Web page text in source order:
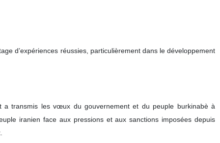
d’expériences réussies, particulièrement dans le développement
a transmis les vœux du gouvernement et du peuple burkinabè à
iranien face aux pressions et aux sanctions imposées depuis